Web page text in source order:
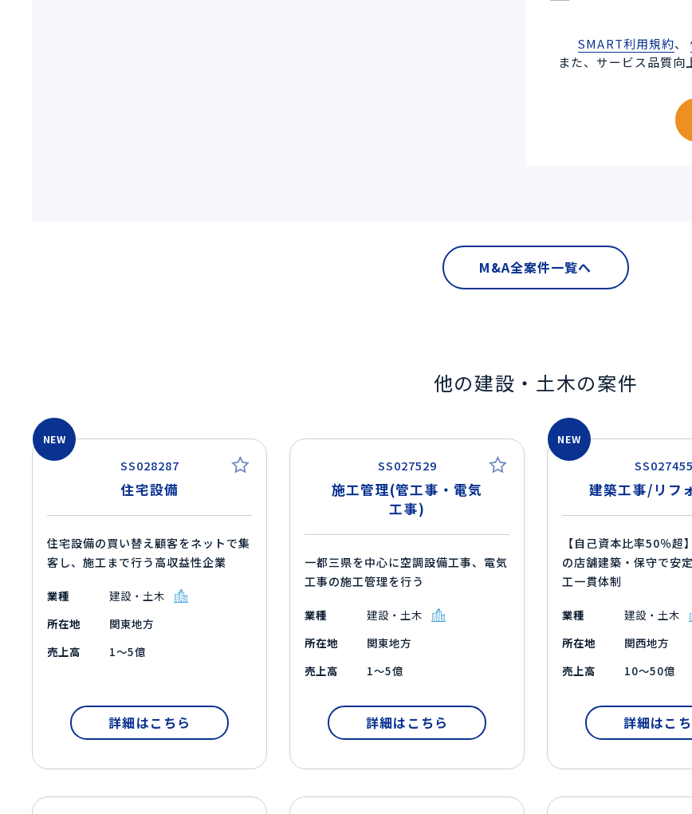
SMART利用規約、
また、サービス品質向
M&A全案件一覧へ
他の建設・土木の案件
SS028287
NEW
住宅設備
住宅設備の買い替え顧客をネットで集
客し、施工まで行う高収益性企業
業種
建設・土木
所在地
関東地方
売上高
1～5億
詳細はこちら
SS027529
施工管理(管工事・電気
工事)
一都三県を中心に空調設備工事、電気
工事の施工管理を行う
業種
建設・土木
所在地
関東地方
売上高
1～5億
詳細はこちら
SS027455
NEW
建築工事/リフ
【自己資本比率50％超
の店舗建築・保守で安
工一貫体制
業種
建設・土木
所在地
関西地方
売上高
10～50億
詳細はこ